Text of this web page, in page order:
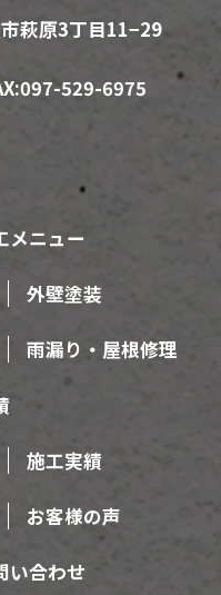
萩原3丁目11−29
529-6975
メニュー
外壁塗装
雨漏り・屋根修理
施工実績
お客様の声
い合わせ